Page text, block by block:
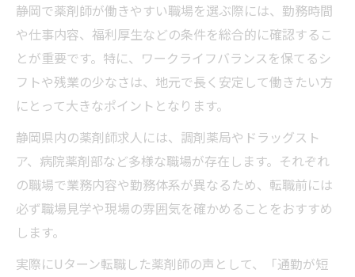
静岡で薬剤師が働きやすい職場を選ぶ際には、勤務時間
や仕事内容、福利厚生などの条件を総合的に確認するこ
とが重要です。特に、ワークライフバランスを保てるシ
フトや残業の少なさは、地元で長く安定して働きたい方
にとって大きなポイントとなります。
静岡県内の薬剤師求人には、調剤薬局やドラッグスト
ア、病院薬剤部など多様な職場が存在します。それぞれ
の職場で業務内容や勤務体系が異なるため、転職前には
必ず職場見学や現場の雰囲気を確かめることをおすすめ
します。
実際にUターン転職した薬剤師の声として、「通勤が短